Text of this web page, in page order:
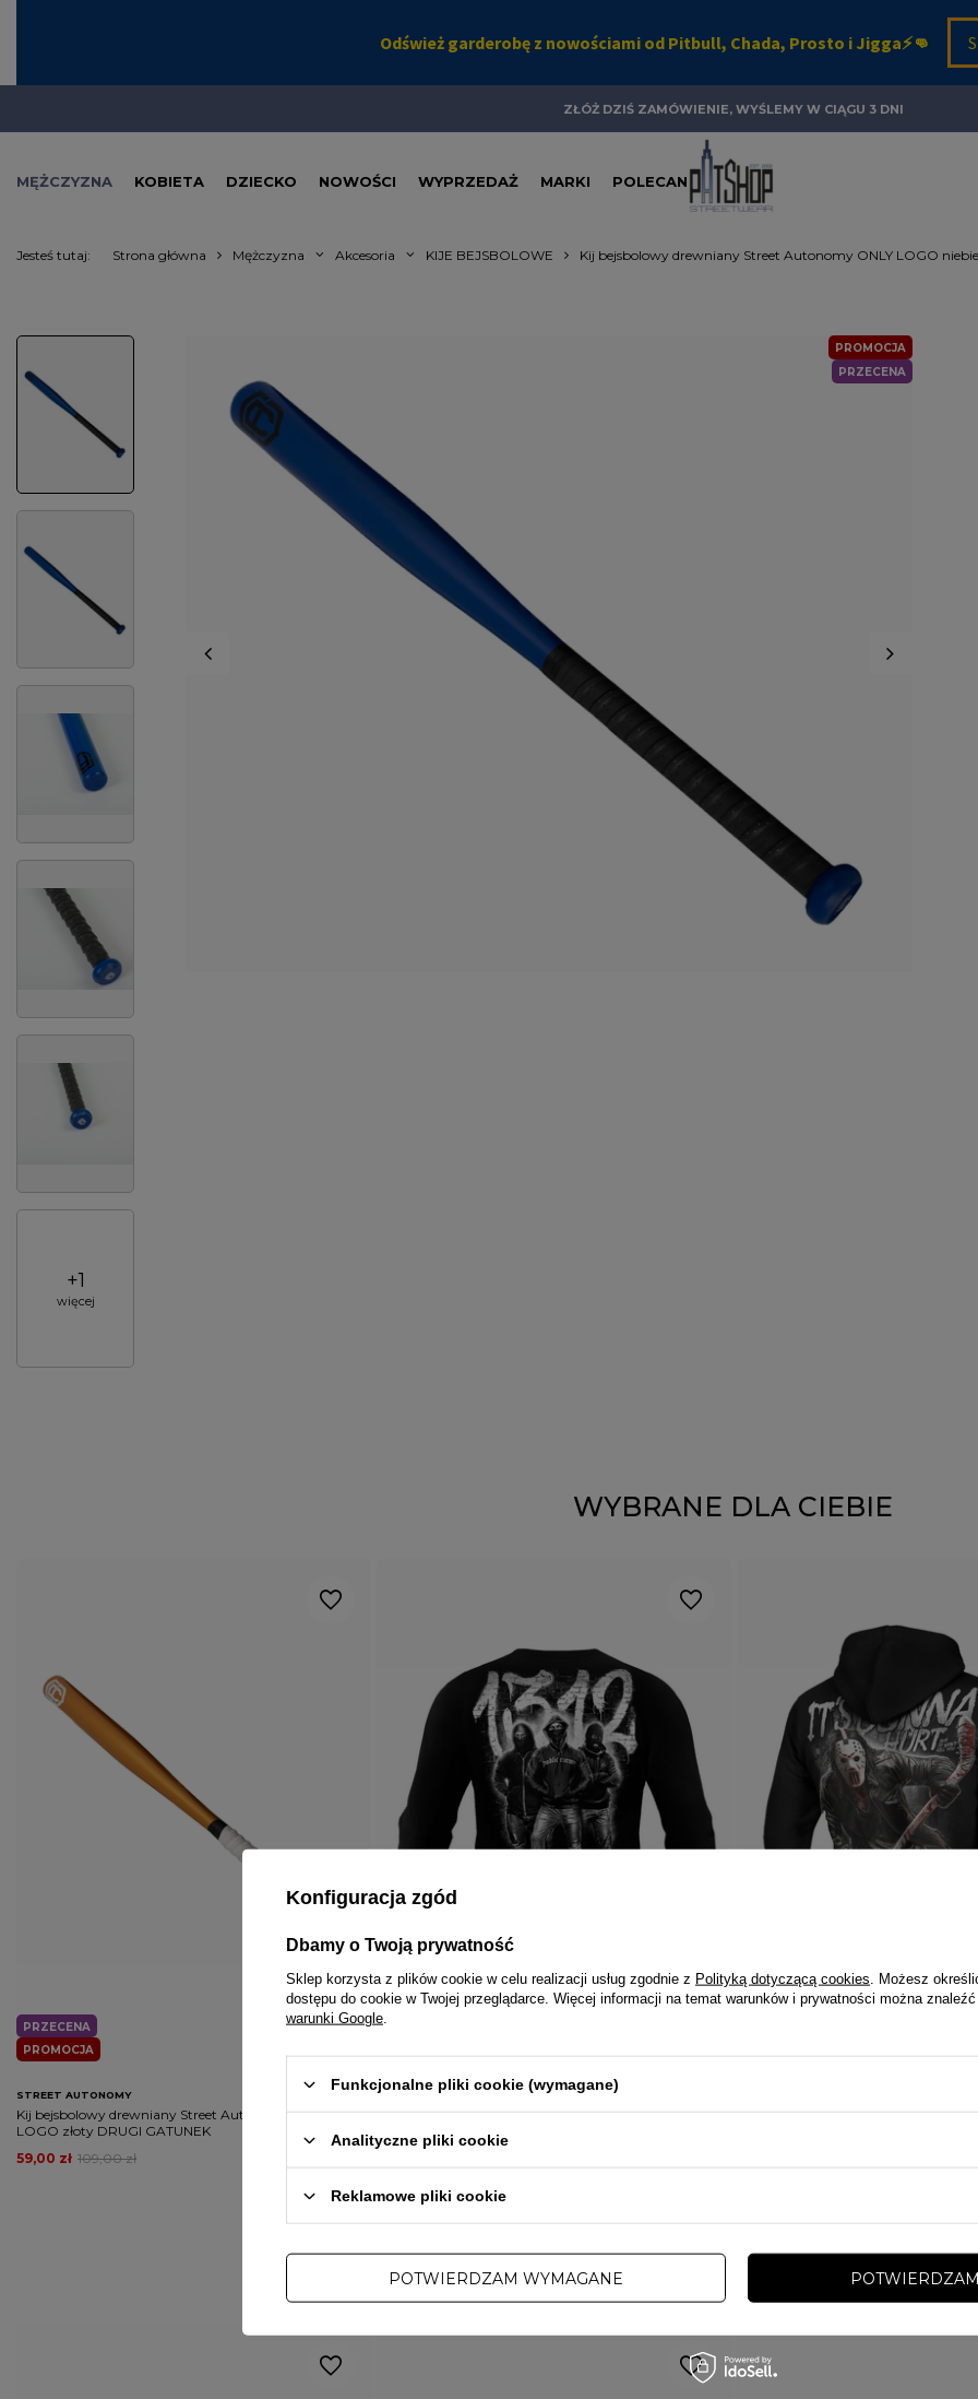
ZŁÓŻ DZIŚ ZAMÓWIENIE, WYŚLEMY W CIĄGU 3 DNI
MĘŻCZYZNA KOBIETA DZIECKO NOWOŚCI WYPRZEDAŻ MARKI POLECANE
Jesteś tutaj: Strona główna Mężczyzna Akcesoria KIJE BEJSBOLOWE Kij bejsbolowy drewniany Street Autonomy ONLY LOGO
+1
więcej
PROMOCJA
PRZECENA
WYBRANE DLA CIEBIE
PROMOCJA
PRZECENA
STREET AUTONOMY
Kij bejsbolowy drewniany Street Autonomy ONLY
LOGO złoty DRUGI GATUNEK
109,00 zł
59,00 zł
PRZECENA
PUBLIC ENEMY
black/white crewneck czarna
PRZECENA
INNE TEJ SAMEJ MARKI
Konfiguracja zgód
Dbamy o Twoją prywatność
Sklep korzysta z plików cookie w celu realizacji usług zgodnie z Polityką dotyczącą cookies . Możesz
dostępu do cookie w Twojej przeglądarce. Więcej informacji na temat warunków i prywatności można
warunki Google
Funkcjonalne pliki cookie (wymagane)
Analityczne pliki cookie
Reklamowe pliki cookie
POTWIERDZAM WYMAGANE